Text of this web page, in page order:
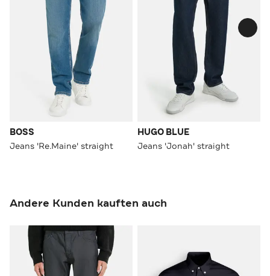
BOSS
Jeans 'Re.Maine' straight
HUGO BLUE
Jeans 'Jonah' straight
Andere Kunden kauften auch